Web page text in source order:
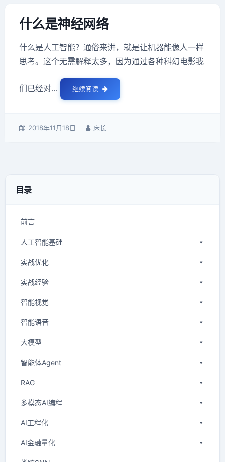
什么是神经网络
什么是人工智能？通俗来讲，就是让机器能像人一样
思考。这个无需解释太多，因为通过各种科幻电影我
们已经对… 继续阅读 什么是神经网络
发
2018年11月18日
作
床长
目录
前言
人工智能基础
实战优化
实战经验
智能视觉
智能语音
大模型
智能体Agent
RAG
多模态AI编程
AI工程化
AI金融量化